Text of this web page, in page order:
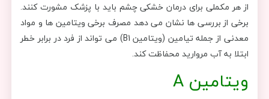
از هر مکملی برای درمان خشکی چشم باید با پزشک مشورت کنند.
برخی از بررسی ها نشان می دهد مصرف برخی ویتامین ها و مواد
معدنی از جمله تیامین (ویتامین B1) می تواند از فرد در برابر خطر
ابتلا به آب مروارید محفاظت کند.
ویتامین A